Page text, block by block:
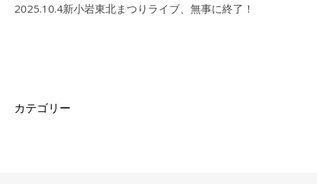
2025.10.4新小岩東北まつりライブ、無事に終了！
カテゴリー